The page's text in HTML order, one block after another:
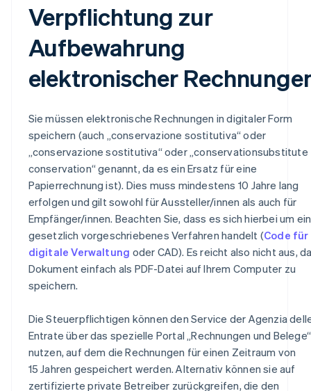
Verpflichtung zur
Aufbewahrung
elektronischer
Sie müssen elektronische Rechnungen in digitaler Form
speichern (auch „conservazione sostitutiva“ oder
„conservazione sostitutiva“ oder „conservationsubstitute
conservation“ genannt, da es ein Ersatz für eine
Papierrechnung ist). Dies muss mindestens 10 Jahre lang
erfolgen und gilt sowohl für Aussteller/innen als auch für
Empfänger/innen. Beachten Sie, dass es sich hierbei um ein
gesetzlich vorgeschriebenes Verfahren handelt (Code für
digitale Verwaltung oder CAD). Es reicht also nicht aus,
Dokument einfach als PDF-Datei auf Ihrem Computer zu
speichern.
Die Steuerpflichtigen können den Service der Agenzia
Entrate über das spezielle Portal „Rechnungen und Belege“
nutzen, auf dem die Rechnungen für einen Zeitraum von
15 Jahren gespeichert werden. Alternativ können sie auf
zertifizierte private Betreiber zurückgreifen, die den